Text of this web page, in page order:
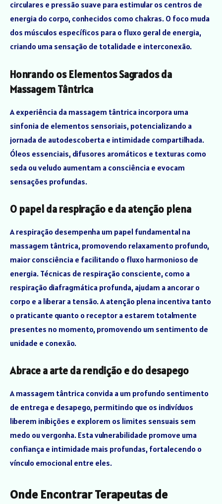
circulares e pressão suave para estimular os centros de
energia do corpo, conhecidos como chakras. O foco muda
dos músculos específicos para o fluxo geral de energia,
criando uma sensação de totalidade e interconexão.
Honrando os Elementos Sagrados da
Massagem Tântrica
A experiência da massagem tântrica incorpora uma
sinfonia de elementos sensoriais, potencializando a
jornada de autodescoberta e intimidade compartilhada.
Óleos essenciais, difusores aromáticos e texturas como
seda ou veludo aumentam a consciência e evocam
sensações profundas.
O papel da respiração e da atenção plena
A respiração desempenha um papel fundamental na
massagem tântrica, promovendo relaxamento profundo,
maior consciência e facilitando o fluxo harmonioso de
energia. Técnicas de respiração consciente, como a
respiração diafragmática profunda, ajudam a ancorar o
corpo e a liberar a tensão. A atenção plena incentiva tanto
o praticante quanto o receptor a estarem totalmente
presentes no momento, promovendo um sentimento de
unidade e conexão.
Abrace a arte da rendição e do desapego
A massagem tântrica convida a um profundo sentimento
de entrega e desapego, permitindo que os indivíduos
liberem inibições e explorem os limites sensuais sem
medo ou vergonha. Esta vulnerabilidade promove uma
confiança e intimidade mais profundas, fortalecendo o
vínculo emocional entre eles.
Onde Encontrar Terapeutas de